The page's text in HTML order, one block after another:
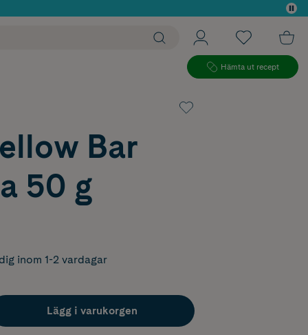
Hämta ut recept
Bar
50 g
inom 1-2 vardagar
Lägg i varukorgen